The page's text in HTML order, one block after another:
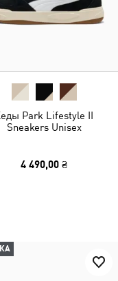
Park Lifestyle II
Sneakers Unisex
4 490,00 ₴